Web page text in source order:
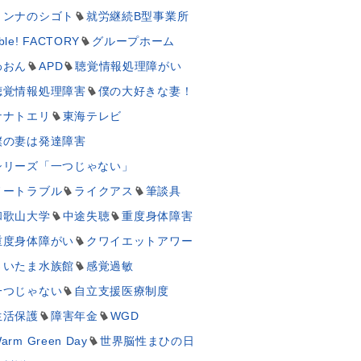
ンナのシゴト
就労継続B型事業所
FACTORY
グループホーム
おん
APD
聴覚情報処理障がい
覚情報処理障害
僕の大好きな妻！
ナトエリ
東海テレビ
の妻は発達障害
リーズ「一つじゃない」
ートラブル
ライクアス
筆談具
歌山大学
中途失聴
重度身体障害
度身体障がい
クワイエットアワー
いたま水族館
感覚過敏
つじゃない
自立支援医療制度
活保護
障害年金
WGD
Green Day
世界脳性まひの日